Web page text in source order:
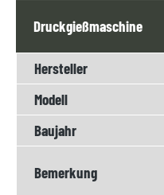
Druckgießmaschine
Hersteller
Modell
Baujahr
Bemerkung